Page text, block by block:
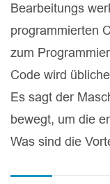
Bearbeitungs
programmierten
zum
Code wird
Es sagt der
bewegt, um die
Was sind die